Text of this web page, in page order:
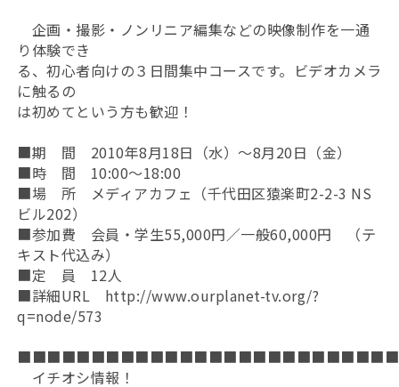
企画・撮影・ノンリニア編集などの映像制作を一通
り体験でき
る、初心者向けの３日間集中コースです。ビデオカメラ
に触るの
は初めてという方も歓迎！
■期 間 2010年8月18日（水）～8月20日（金）
■時 間 10:00～18:00
■場 所 メディアカフェ（千代田区猿楽町2-2-3 NS
ビル202）
■参加費 会員・学生55,000円／一般60,000円 （テ
キスト代込み）
■定 員 12人
■詳細URL http://www.ourplanet-tv.org/?
q=node/573
イチオシ情報！